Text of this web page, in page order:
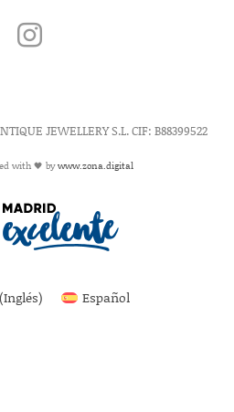
JEWELLERY S.L. CIF: B88399522
with 🖤 bywww.zona.digital
Inglés) Español